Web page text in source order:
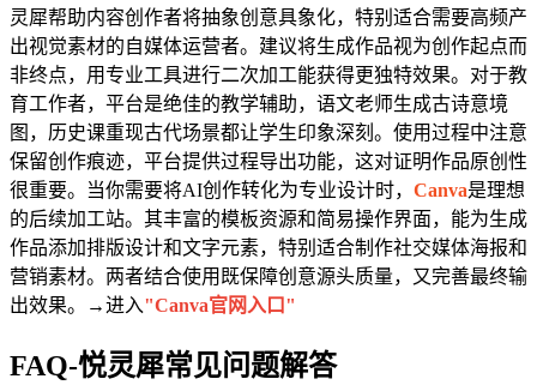
灵犀帮助内容创作者将抽象创意具象化，特别适合需要高频产
出视觉素材的自媒体运营者。建议将生成作品视为创作起点而
非终点，用专业工具进行二次加工能获得更独特效果。对于教
育工作者，平台是绝佳的教学辅助，语文老师生成古诗意境
图，历史课重现古代场景都让学生印象深刻。使用过程中注意
保留创作痕迹，平台提供过程导出功能，这对证明作品原创性
很重要。当你需要将AI创作转化为专业设计时， Canva是理想
的后续加工站。其丰富的模板资源和简易操作界面，能为生成
作品添加排版设计和文字元素，特别适合制作社交媒体海报和
营销素材。两者结合使用既保障创意源头质量，又完善最终输
出效果。→进入"Canva官网入口"
FAQ-悦灵犀常见问题解答